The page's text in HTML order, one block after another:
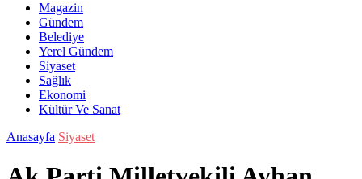
Magazin
Gündem
Belediye
Yerel Gündem
Siyaset
Sağlık
Ekonomi
Kültür Ve Sanat
Anasayfa Siyaset